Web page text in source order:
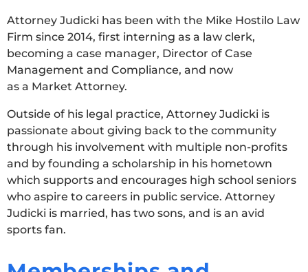
Attorney Judicki has been with the Mike Hostilo Law
Firm since 2014, first interning as a law clerk,
becoming a case manager, Director of Case
Management and Compliance, and now
as a Market Attorney.
Outside of his legal practice, Attorney Judicki is
passionate about giving back to the community
through his involvement with multiple non-profits
and by founding a scholarship in his hometown
which supports and encourages high school seniors
who aspire to careers in public service. Attorney
Judicki is married, has two sons, and is an avid
sports fan.